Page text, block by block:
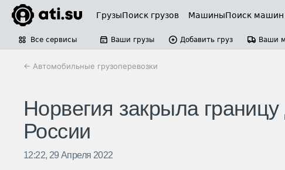
ГрузыПоиск грузов МашиныПоиск машин
Все сервисы Ваши грузы Добавить груз Ваши
← Автомобильные грузоперевозки
Норвегия закрыла
России
12:22, 29 Апреля 2022